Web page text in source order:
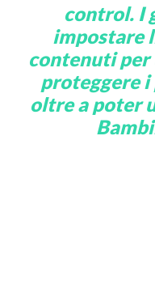
control. I
impostare
contenuti per
proteggere
oltre a poter